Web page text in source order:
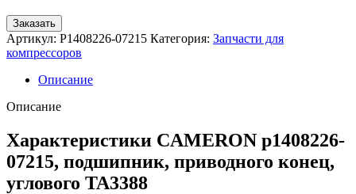
Заказать
Артикул: P1408226-07215 Категория: Запчасти для
компрессоров
Описание
Описание
Характеристики CAMERON p1408226-
07215, подшипник, приводного конец,
углового TA3388